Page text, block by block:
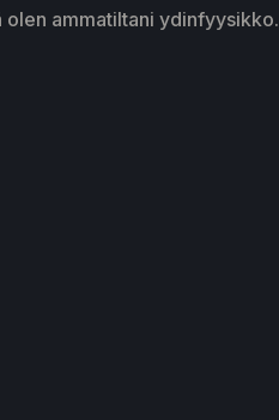
ammatiltani ydinfyysikko.